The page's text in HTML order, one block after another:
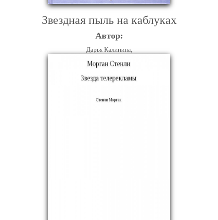
Звездная пыль на каблуках
Автор:
Дарья Калинина,